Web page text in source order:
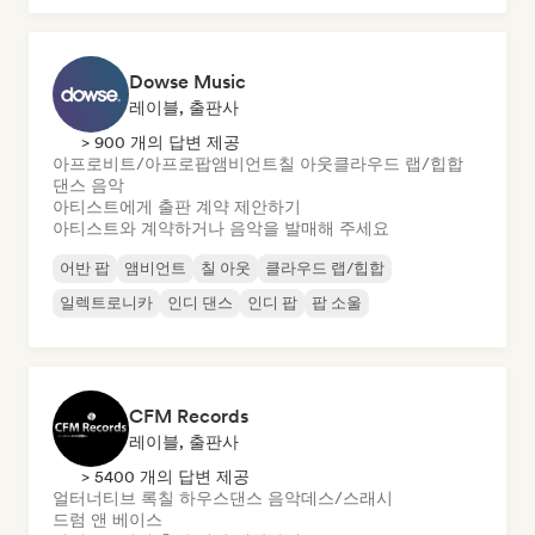
Dowse Music
레이블, 출판사
> 900 개의 답변 제공
아프로비트/아프로팝앰비언트칠 아웃클라우드 랩/힙합
댄스 음악
아티스트에게 출판 계약 제안하기
아티스트와 계약하거나 음악을 발매해 주세요
어반 팝 앰비언트 칠 아웃
클라우드 랩/힙합
일렉트로니카
인디 댄스 인디 팝 팝 소울
CFM Records
레이블, 출판사
> 5400 개의 답변 제공
얼터너티브 록칠 하우스댄스 음악데스/스래시
드럼 앤 베이스